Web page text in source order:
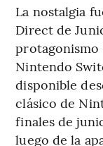
La nostalgia
Direct de
protagonismo
Nintendo
disponible
clásico de
finales de
luego de la